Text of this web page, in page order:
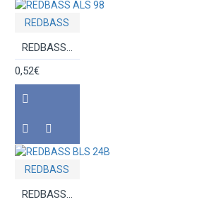
REDBASS
REDBASS ALS 98
0,52€
REDBASS
REDBASS BLS 24B